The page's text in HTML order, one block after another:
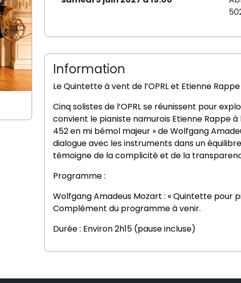
Information
Le Quintette à vent de l’OPRL et Etienne Rappe
Cinq solistes de l’OPRL se réunissent pour
convient le pianiste namurois Etienne Rappe
452 en mi bémol majeur » deWolfgang
dialogue avec les instruments dans un
témoigne de la complicité et de la
Programme :
Wolfgang Amadeus Mozart : « Quintette pour
Complément du programme à venir.
Durée : Environ 2h15 (pause incluse)